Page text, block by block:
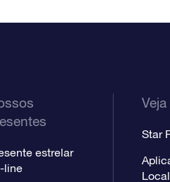
estrelar
line
Star